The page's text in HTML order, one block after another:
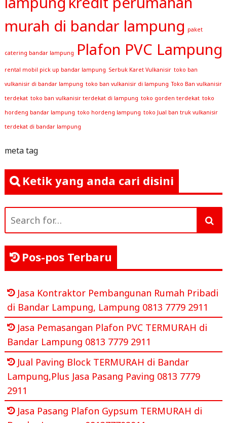
murah di bandar lampung paket
catering bandar lampung Plafon PVC Lampung
rental mobil pick up bandar lampung Serbuk Karet Vulkanisir toko ban
vulkanisir di bandar lampung toko ban vulkanisir di lampung Toko Ban vulkanisir
terdekat toko ban vulkanisir terdekat di lampung toko gorden terdekat toko
hordeng bandar lampung toko hordeng lampung toko Jual ban truk vulkanisir
terdekat di bandar lampung
meta tag
Ketik yang anda cari disini
for:
Pos-pos Terbaru
Jasa Kontraktor Pembangunan Rumah Pribadi
di Bandar Lampung, Lampung 0813 7779 2911
Jasa Pemasangan Plafon PVC TERMURAH di
Bandar Lampung 0813 7779 2911
Jual Paving Block TERMURAH di Bandar
Lampung,Plus Jasa Pasang Paving 0813 7779
2911
Jasa Pasang Plafon Gypsum TERMURAH di